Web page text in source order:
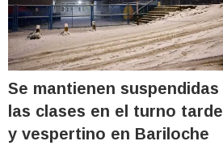
Se mantienen suspendidas
las clases en el turno tarde
y vespertino en Bariloche